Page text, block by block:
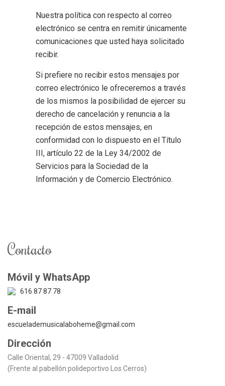
Nuestra política con respecto al correo
electrónico se centra en remitir únicamente
comunicaciones que usted haya solicitado
recibir.
Si prefiere no recibir estos mensajes por
correo electrónico le ofreceremos a través
de los mismos la posibilidad de ejercer su
derecho de cancelación y renuncia a la
recepción de estos mensajes, en
conformidad con lo dispuesto en el Título
III, artículo 22 de la Ley 34/2002 de
Servicios para la Sociedad de la
Información y de Comercio Electrónico.
Contacto
Móvil y WhatsApp
616 87 87 78
E-mail
escuelademusicalaboheme@gmail.com
Dirección
Calle Oriental, 29 - 47009 Valladolid
(Frente al pabellón polideportivo Los Cerros)